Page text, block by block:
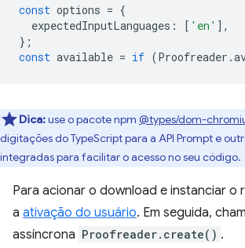
const options = {
expectedInputLanguages : [ 'en' ],
};
const available = if (Proofreader .
Dica:use o pacote npm @types/dom-
digitações do TypeScript para a API Prompt e
integradas para facilitar o acesso no seu código.
Para acionar o download e instanciar o
a ativação do usuário. Em seguida,
assíncrona Proofreader.create() .